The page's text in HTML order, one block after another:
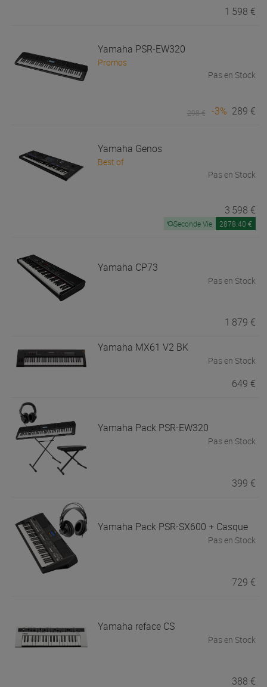
1 598 €
Yamaha PSR-EW320
Promos
Pas en Stock
298 € -3% 289 €
Yamaha Genos
Best of
Pas en Stock
3 598 €
Seconde Vie 2878.40 €
Yamaha CP73
Pas en Stock
1 879 €
Yamaha MX61 V2 BK
Pas en Stock
649 €
Yamaha Pack PSR-EW320
Pas en Stock
399 €
Yamaha Pack PSR-SX600 + Casque
Pas en Stock
729 €
Yamaha reface CS
Pas en Stock
388 €